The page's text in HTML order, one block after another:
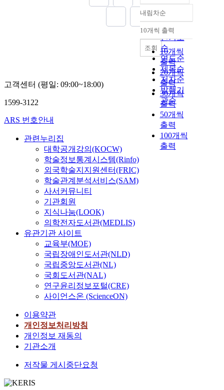
정확도
순
인기도
순
연도순
제목순
저자순
발행기
관순
내림차순
내림차순
10개씩 출력
10개씩
출력
20개씩
출력
30개씩
출력
50개씩
출력
100개씩
출력
조회
고객센터 (평일: 09:00~18:00)
1599-3122
ARS 번호안내
관련누리집
대학공개강의(KOCW)
학술정보통계시스템(Rinfo)
외국학술지지원센터(FRIC)
학술관계분석서비스(SAM)
사서커뮤니티
기관회원
지식나눔(LOOK)
의학전자도서관(MEDLIS)
유관기관 사이트
교육부(MOE)
국립장애인도서관(NLD)
국립중앙도서관(NL)
국회도서관(NAL)
연구윤리정보포털(CRE)
사이언스온 (ScienceON)
이용약관
개인정보처리방침
개인정보 재동의
기관소개
저작물 게시중단요청